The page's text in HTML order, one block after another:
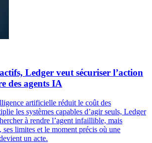
Ledger veut sécuriser l’action
des agents IA
artificielle réduit le coût des
les systèmes capables d’agir seuls, Ledger
à rendre l’agent infaillible, mais
ses limites et le moment précis où une
un acte.